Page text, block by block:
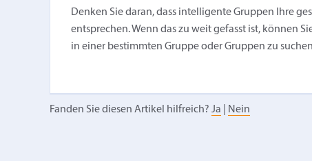
Denken Sie daran, dass intelligente Gruppen Ihre
entsprechen. Wenn das zu weit gefasst ist, können
in einer bestimmten Gruppe oder Gruppen zu
Fanden Sie diesen Artikel hilfreich? Ja Nein